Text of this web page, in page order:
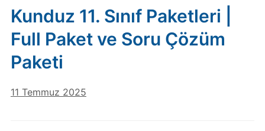
Kunduz 11. Sınıf Paketleri |
Full Paket ve Soru Çözüm
Paketi
11 Temmuz 2025